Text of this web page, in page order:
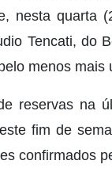
nesta quarta
Tencati, do
menos mais
reservas na
fim de
confirmados